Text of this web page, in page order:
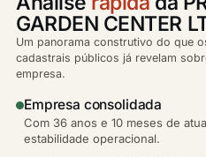
GARDEN CENTER
Um panorama construtivo do que
cadastrais públicos já revelam
empresa.
Empresa consolidada
Com 36 anos e 10 meses de
estabilidade operacional.